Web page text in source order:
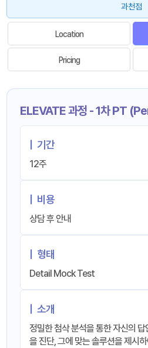
과천점
Location
Pricing
ELEVATE 과정 - 1차 PT
기간
12주
비용
상담 후 안내
형태
Detail Mock Test
소개
정밀한 첨삭 분석을 통한 자신의
을 진단, 그에 맞는 솔루션을 제시